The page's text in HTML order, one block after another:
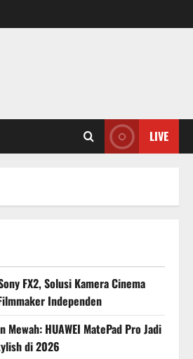
LIVE
FX2, Solusi Kamera Cinema
Independen
Mewah: HUAWEI MatePad Pro Jadi
di 2026